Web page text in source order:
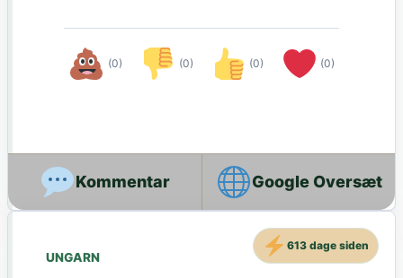
(0) (0) (0) (0)
Google Oversæt
UNGARN
613 dage siden